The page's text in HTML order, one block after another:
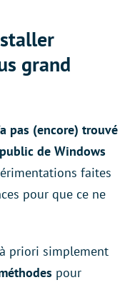
grand
pas (encore) trouvé
de Windows
faites
pour que ce ne
priori simplement
pour